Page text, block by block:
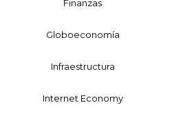
Finanzas
Globoeconomía
Infraestructura
Internet Economy